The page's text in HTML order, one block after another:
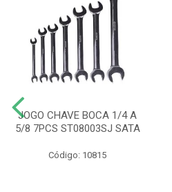
JOGO CHAVE BOCA 1/4 A
5/8 7PCS ST08003SJ SATA
Código: 10815